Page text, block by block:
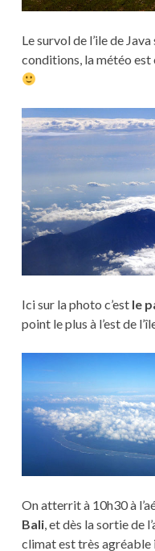
Le survol de l’ile de
conditions, la météo
Ici sur la photo c’est le
point le plus à l’est de
On atterrit à 10h30 à
Bali, et dès la sortie de
climat est très agréable